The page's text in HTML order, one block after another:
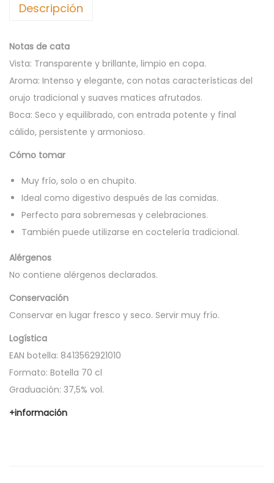
I
U
R
Í
A
3
7
%
7
0
c
n
t
i
d
a
d
Descripción
Notas de cata
Vista: Transparente y brillante, limpio en copa.
Aroma: Intenso y elegante, con notas características del
orujo tradicional y suaves matices afrutados.
Boca: Seco y equilibrado, con entrada potente y final
cálido, persistente y armonioso.
Cómo tomar
Muy frío, solo o en chupito.
Ideal como digestivo después de las comidas.
Perfecto para sobremesas y celebraciones.
También puede utilizarse en coctelería tradicional.
Alérgenos
No contiene alérgenos declarados.
Conservación
Conservar en lugar fresco y seco. Servir muy frío.
Logística
EAN botella: 8413562921010
Formato: Botella 70 cl
Graduación: 37,5% vol.
+información